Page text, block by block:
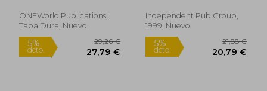
ONEWorld Publications,
Tapa Dura, Nuevo
Independent Pub Group,
1999, Nuevo